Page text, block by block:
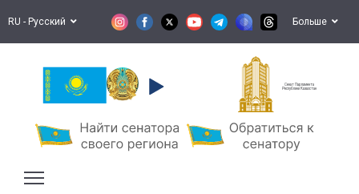
RU - Русский Больше
Сенат Парламента
Республики Казахстан